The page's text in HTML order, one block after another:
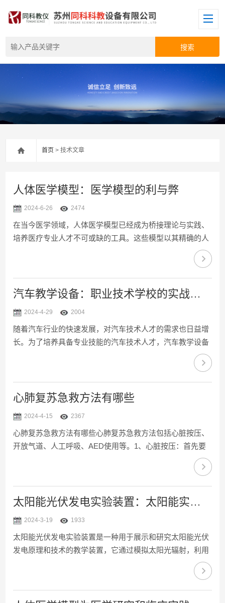
首页 > 技术文章
人体医学模型：医学模型的利与弊
2024-6-26 2474
在当今医学领域，人体医学模型已经成为桥接理论与实践、
培养医疗专业人才不可或缺的工具。这些模型以其精确的人
体复制、高度的模拟功能，为医学教育和实践提供了宝贵的
资源，使得学习过程不仅更加高效，也更为安全。人体医学
模型基于对人体解剖和生理机能的深入研究。通过使用各种
材料，如塑料、橡胶或甚至更高级的合成材料，模型能够精
技术，能模拟人体的循环系统、神经系统的活动，甚至是器
官的功能状态，为学生提供了一个近乎真实的操作环境。应
用范围广泛是...
汽车教学设备：职业技术学校的实战利器
2024-4-29 2004
随着汽车行业的快速发展，对汽车技术人才的需求也日益增
长。为了培养具备专业技能的汽车技术人才，汽车教学设备
应运而生，成为培养汽车技能的重要工具。汽车教学设备是
一种模拟真实汽车运行环境和故障情况的设备，它可以帮助
学员更好地理解汽车的构造、原理和维修方法。这种设备通
常包括发动机模拟器、底盘模拟器、电气模拟器等，可以模
技能。使用教学设备时，学员需要按照说明书进行正确的操
作步骤。首先，他们需要了解设备的基本构造和功能，然后
根据教学内容...
心肺复苏急救方法有哪些
2024-4-15 2367
心肺复苏急救方法有哪些心肺复苏急救方法包括心脏按压、
开放气道、人工呼吸、AED使用等。1、心脏按压：首先要
将被抢救者放置于平整的地面上，并呈仰卧位，之后双膝分
开跪在被抢救者的左侧，并将左掌掌根部位放置于被抢救者
的胸骨中下段，右手掌按压在左手背上，利用上身的力量向
下按压，按压深度要保证在5~6厘米。2、开放气道：将左手
向上缓慢抬起，使被抢救者的头部后仰，双侧鼻孔朝不上；
并将被抢救者的头部偏向一侧，观察其口腔内是否有异物。
3、人...
太阳能光伏发电实验装置：太阳能实验教学的利器
2024-3-19 1933
太阳能光伏发电实验装置是一种用于展示和研究太阳能光伏
发电原理和技术的教学装置，它通过模拟太阳光辐射，利用
光伏电池将太阳能转换为电能，为学生和研究人员提供了一
个直观且具体的实验平台。这种实验装置不仅可以加深人们
对太阳能光伏发电技术的理解，还可以激发人们对清洁能源